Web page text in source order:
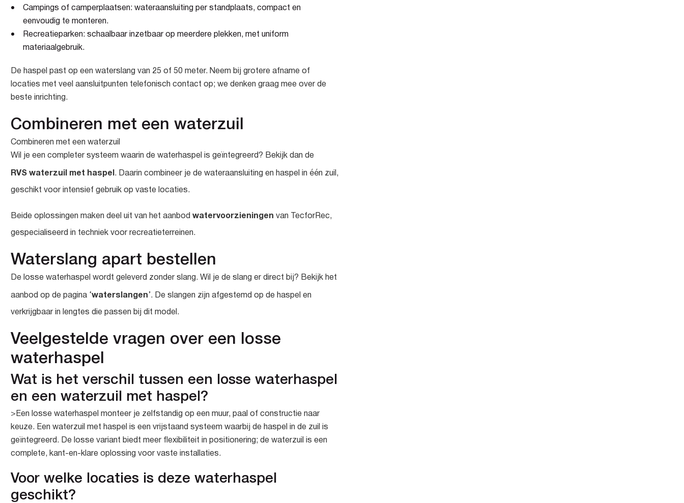
Campings of camperplaatsen: wateraansluiting per standplaats, compact en
eenvoudig te monteren.
Recreatieparken: schaalbaar inzetbaar op meerdere plekken, met uniform
materiaalgebruik.
De haspel past op een waterslang van 25 of 50 meter. Neem bij grotere afname of
locaties met veel aansluitpunten telefonisch contact op; we denken graag mee over de
beste inrichting.
Combineren met een waterzuil
Combineren met een waterzuil
Wil je een completer systeem waarin de waterhaspel is geïntegreerd? Bekijk dan de
RVS waterzuil met haspel. Daarin combineer je de wateraansluiting en haspel in één zuil,
geschikt voor intensief gebruik op vaste locaties.
Beide oplossingen maken deel uit van het aanbod watervoorzieningen van TecforRec,
gespecialiseerd in techniek voor recreatieterreinen.
Waterslang apart bestellen
De losse waterhaspel wordt geleverd zonder slang. Wil je de slang er direct bij? Bekijk het
aanbod op de pagina ‘waterslangen’. De slangen zijn afgestemd op de haspel en
verkrijgbaar in lengtes die passen bij dit model.
Veelgestelde vragen over een losse
waterhaspel
Wat is het verschil tussen een losse waterhaspel
en een waterzuil met haspel?
>Een losse waterhaspel monteer je zelfstandig op een muur, paal of constructie naar
keuze. Een waterzuil met haspel is een vrijstaand systeem waarbij de haspel in de zuil is
geïntegreerd. De losse variant biedt meer flexibiliteit in positionering; de waterzuil is een
complete, kant-en-klare oplossing voor vaste installaties.
Voor welke locaties is deze waterhaspel
geschikt?